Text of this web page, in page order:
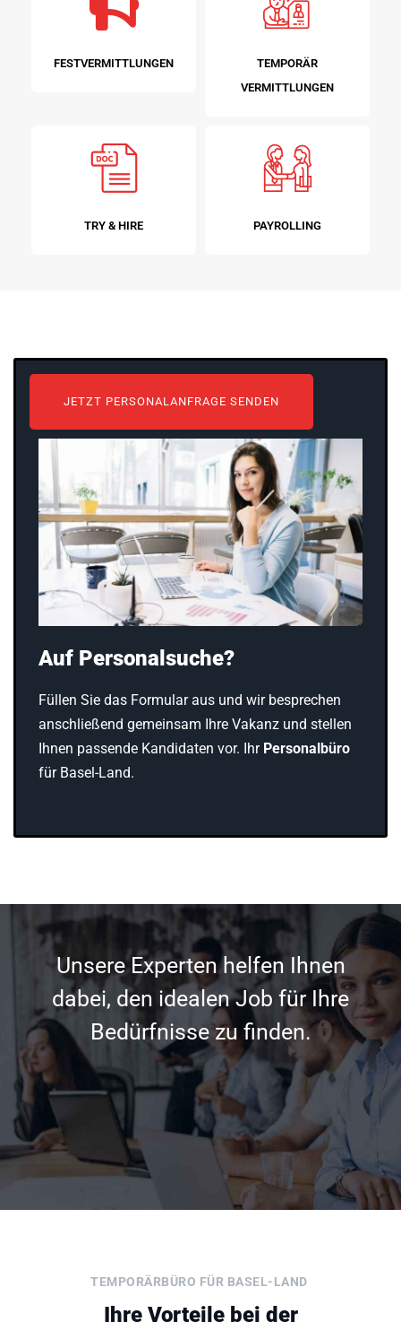
FESTVERMITTLUNGEN
TEMPORÄR
VERMITTLUNGEN
TRY & HIRE PAYROLLING
JETZT PERSONALANFRAGE SENDEN
Auf Personalsuche?
Füllen Sie das Formular aus und wir besprechen
anschließend gemeinsam Ihre Vakanz und stellen
Ihnen passende Kandidaten vor. Ihr Personalbüro
für Basel-Land.
Unsere Experten helfen Ihnen
dabei, den idealen Job für Ihre
Bedürfnisse zu finden.
TEMPORÄRBÜRO FÜR BASEL-LAND
Ihre Vorteile bei der